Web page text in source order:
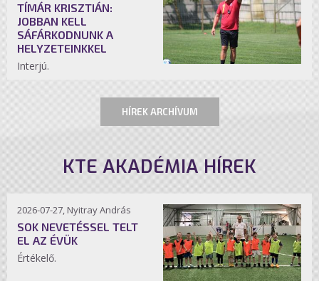
TÍMÁR KRISZTIÁN:
JOBBAN KELL
SÁFÁRKODNUNK A
HELYZETEINKKEL
Interjú.
HÍREK ARCHÍVUM
KTE AKADÉMIA HÍREK
2026-07-27, Nyitray András
SOK NEVETÉSSEL TELT
EL AZ ÉVÜK
Értékelő.